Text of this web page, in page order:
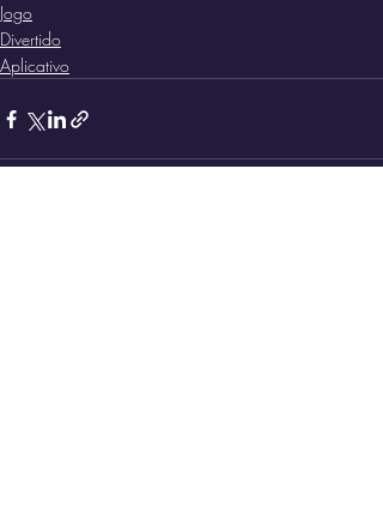
Jogo
Divertido
Aplicativo